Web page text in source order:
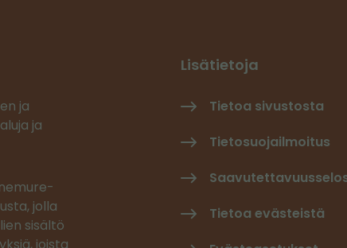
ja
ja
jolla
sisältö
joista
Lisätietoja
Tietoa sivustosta
Tietosuojailmoitus
Tietoa evästeistä